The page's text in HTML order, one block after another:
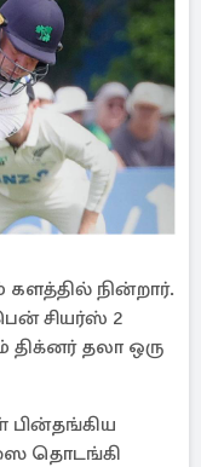
நின்றார்.
சியர்ஸ் 2
தலா ஒரு
தொடங்கி